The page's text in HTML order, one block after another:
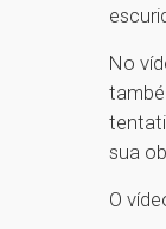
No
sua
O